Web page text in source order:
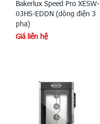
Bakerlux Speed Pro XESW-
03HS-EDDN (dòng điện 3
pha)
Giá liên hệ